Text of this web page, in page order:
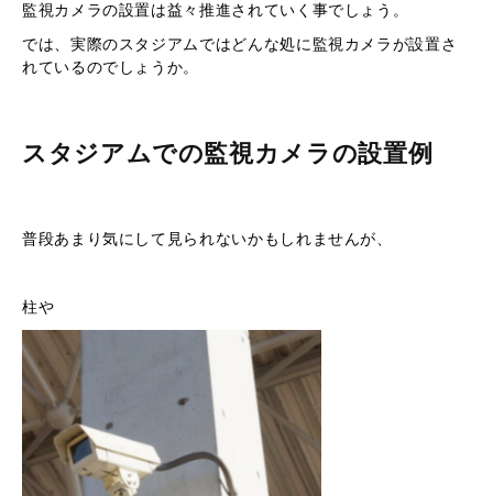
監視カメラの設置は益々推進されていく事でしょう。
では、実際のスタジアムではどんな処に監視カメラが設置さ
れているのでしょうか。
スタジアムでの監視カメラの設置例
普段あまり気にして見られないかもしれませんが、
柱や